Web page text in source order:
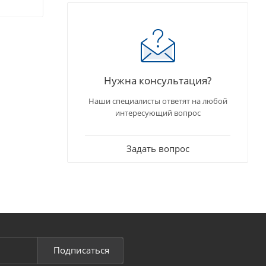
Нужна консультация?
Наши специалисты ответят на любой
интересующий вопрос
Задать вопрос
Подписаться